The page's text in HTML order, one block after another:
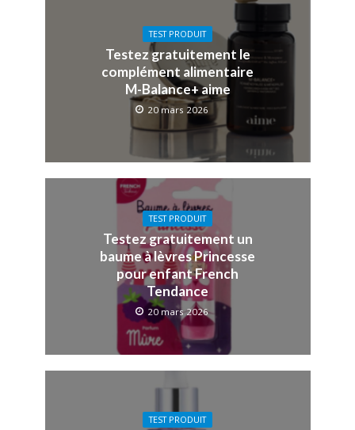
TEST PRODUIT
Testez gratuitement le
complément alimentaire
M-Balance+ aime
20 mars 2026
TEST PRODUIT
Testez gratuitement un
baume à lèvres Princesse
pour enfant French
Tendance
20 mars 2026
TEST PRODUIT